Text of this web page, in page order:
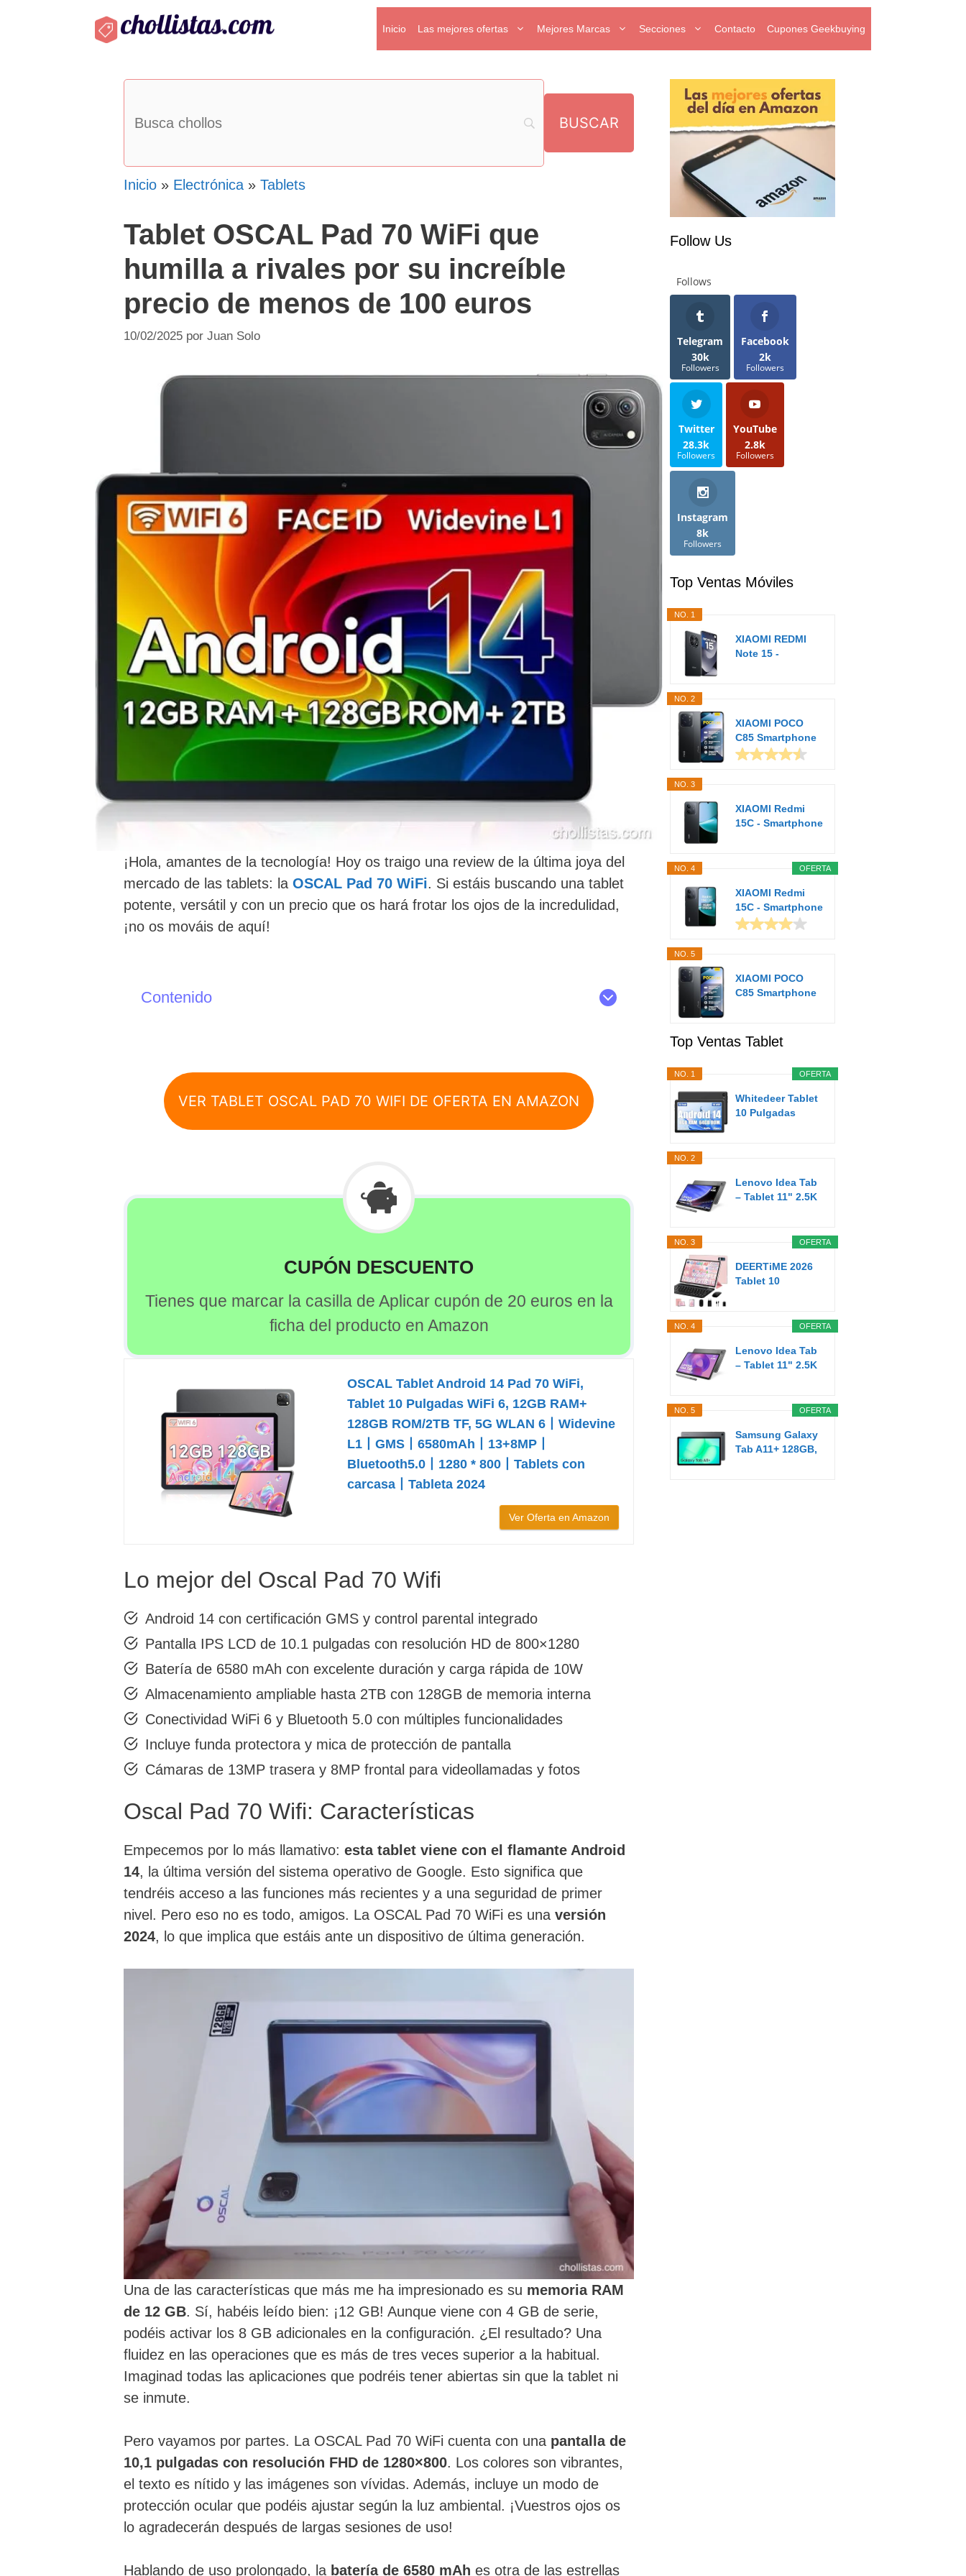
Inicio Las mejores ofertas Mejores Marcas Secciones Contacto Cupones Geekbuying
Inicio » Electrónica » Tablets
Tablet OSCAL Pad 70 WiFi que
humilla a rivales por su increíble
precio de menos de 100 euros
10/02/2025 por Juan Solo
¡Hola, amantes de la tecnología! Hoy os traigo una review de la última joya del
mercado de las tablets: la OSCAL Pad 70 WiFi. Si estáis buscando una tablet
potente, versátil y con un precio que os hará frotar los ojos de la incredulidad,
¡no os mováis de aquí!
Contenido
VER TABLET OSCAL PAD 70 WIFI DE OFERTA EN AMAZON
CUPÓN DESCUENTO
Tienes que marcar la casilla de Aplicar cupón de 20 euros en la
ficha del producto en Amazon
OSCAL Tablet Android 14 Pad 70 WiFi,
Tablet 10 Pulgadas WiFi 6, 12GB RAM+
128GB ROM/2TB TF, 5G WLAN 6丨Widevine
L1丨GMS丨6580mAh丨13+8MP丨
Bluetooth5.0丨1280 * 800丨Tablets con
carcasa丨Tableta 2024
Ver Oferta en Amazon
Lo mejor del Oscal Pad 70 Wifi
Android 14 con certificación GMS y control parental integrado
Pantalla IPS LCD de 10.1 pulgadas con resolución HD de 800×1280
Batería de 6580 mAh con excelente duración y carga rápida de 10W
Almacenamiento ampliable hasta 2TB con 128GB de memoria interna
Conectividad WiFi 6 y Bluetooth 5.0 con múltiples funcionalidades
Incluye funda protectora y mica de protección de pantalla
Cámaras de 13MP trasera y 8MP frontal para videollamadas y fotos
Oscal Pad 70 Wifi: Características
Empecemos por lo más llamativo: esta tablet viene con el flamante Android
14, la última versión del sistema operativo de Google. Esto significa que
tendréis acceso a las funciones más recientes y a una seguridad de primer
nivel. Pero eso no es todo, amigos. La OSCAL Pad 70 WiFi es una versión
2024, lo que implica que estáis ante un dispositivo de última generación.
Una de las características que más me ha impresionado es su memoria RAM
de 12 GB. Sí, habéis leído bien: ¡12 GB! Aunque viene con 4 GB de serie,
podéis activar los 8 GB adicionales en la configuración. ¿El resultado? Una
fluidez en las operaciones que es más de tres veces superior a la habitual.
Imaginad todas las aplicaciones que podréis tener abiertas sin que la tablet ni
se inmute.
Pero vayamos por partes. La OSCAL Pad 70 WiFi cuenta con una pantalla de
10,1 pulgadas con resolución FHD de 1280×800. Los colores son vibrantes,
el texto es nítido y las imágenes son vívidas. Además, incluye un modo de
protección ocular que podéis ajustar según la luz ambiental. ¡Vuestros ojos os
lo agradecerán después de largas sesiones de uso!
Hablando de uso prolongado, la batería de 6580 mAh es otra de las estrellas
Follow Us
Follows
Telegram
30k
Followers
Facebook
2k
Followers
Twitter
28.3k
Followers
YouTube
2.8k
Followers
Instagram
8k
Followers
Top Ventas Móviles
NO. 1
XIAOMI REDMI
Note 15 -
NO. 2
XIAOMI POCO
C85 Smartphone
de 6+128GB
NO. 3
XIAOMI Redmi
15C - Smartphone
OFERTA
NO. 4
XIAOMI Redmi
15C - Smartphone
de 4+256GB,
NO. 5
XIAOMI POCO
C85 Smartphone
Top Ventas Tablet
OFERTA
NO. 1
Whitedeer Tablet
10 Pulgadas
NO. 2
Lenovo Idea Tab
– Tablet 11" 2.5K
OFERTA
NO. 3
DEERTiME 2026
Tablet 10
OFERTA
NO. 4
Lenovo Idea Tab
– Tablet 11" 2.5K
OFERTA
NO. 5
Samsung Galaxy
Tab A11+ 128GB,